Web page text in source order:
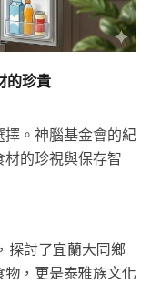
的珍貴
擇。神腦基金會的紀
的珍視與保存智
探討了宜蘭大同鄉
，更是泰雅族文化